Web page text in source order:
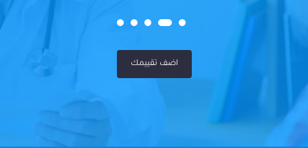
اضف تقييمك